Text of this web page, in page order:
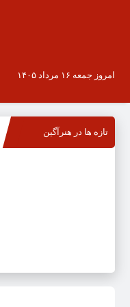
امروز جمعه ۱۶ مرداد ۱۴۰۵
تازه ها در هنرآگین